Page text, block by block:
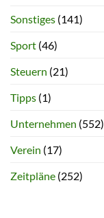
Sonstiges (141)
Sport (46)
Steuern (21)
Tipps (1)
Unternehmen (552)
Verein (17)
Zeitpläne (252)